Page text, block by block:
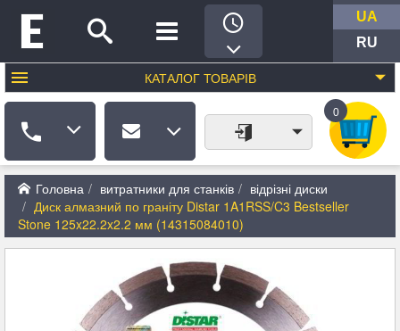
UA
RU
КАТАЛОГ ТОВАРІВ
0
Головна витратники для станків
відрізні диски
Диск алмазний по граніту Distar 1A1RSS/C3 Bestseller
Stone 125x22.2x2.2 мм (14315084010)